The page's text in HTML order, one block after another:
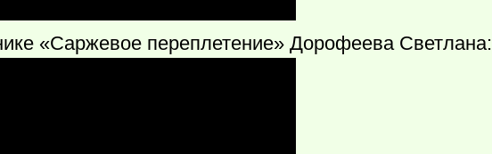
«Саржевое переплетение» Дорофеева Светлана: